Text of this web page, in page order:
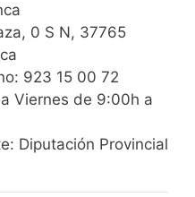
0 S N, 37765
923 15 00 72
Viernes de 9:00h a
Diputación Provincial